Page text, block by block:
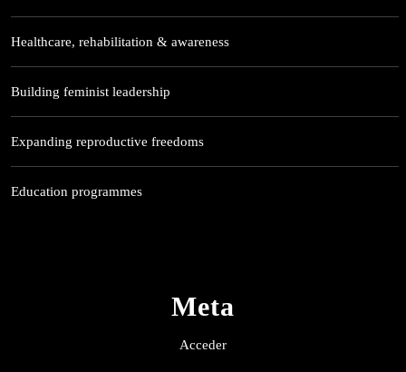
Healthcare, rehabilitation & awareness
Building feminist leadership
Expanding reproductive freedoms
Education programmes
Meta
Acceder